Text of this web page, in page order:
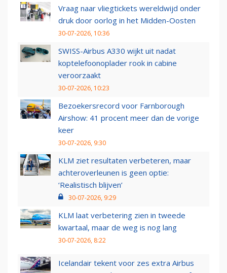
Vraag naar vliegtickets wereldwijd onder
druk door oorlog in het Midden-Oosten
30-07-2026, 10:36
SWISS-Airbus A330 wijkt uit nadat
koptelefoonoplader rook in cabine
veroorzaakt
30-07-2026, 10:23
Bezoekersrecord voor Farnborough
Airshow: 41 procent meer dan de vorige
keer
30-07-2026, 9:30
KLM ziet resultaten verbeteren, maar
achteroverleunen is geen optie:
‘Realistisch blijven’
30-07-2026, 9:29
KLM laat verbetering zien in tweede
kwartaal, maar de weg is nog lang
30-07-2026, 8:22
Icelandair tekent voor zes extra Airbus